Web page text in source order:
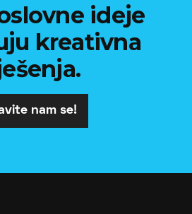
ideje
kreativna
nam se!